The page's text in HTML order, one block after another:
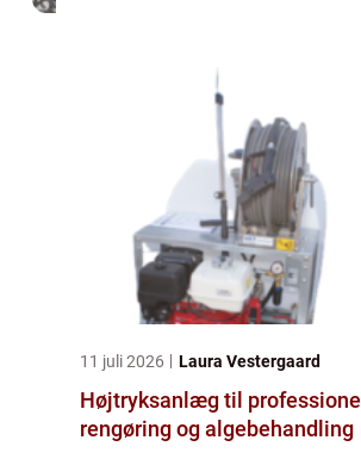
11 juli 2026 Laura Vestergaard
Højtryksanlæg til professionel
rengøring og algebehandling